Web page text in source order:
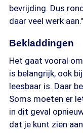
bevrijding. Dus
daar veel werk aan."
Bekladdingen
Het gaat vooral
is belangrijk, ook
leesbaar is. Daar
Soms moeten er
in dit geval
dat je kunt zien